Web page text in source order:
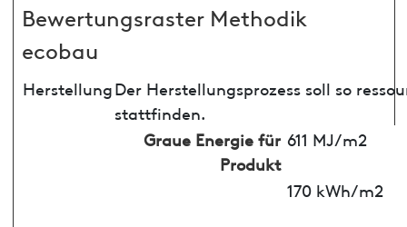
Bewertungsraster Methodik
ecobau
HerstellungDer Herstellungsprozess soll so
stattfinden.
Graue Energie für
Produkt
611 MJ/m2
170 kWh/m2